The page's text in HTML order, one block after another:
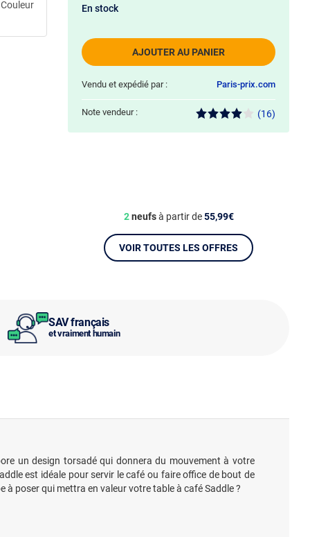
SAV français
et vraiment humain
AJOUTER AU PANIER
En stock
Vendu et expédié par : Paris-prix.com
Note vendeur : (16)
2neufsà partir de55,99€
VOIR TOUTES LES OFFRES
un design torsadé qui donnera du mouvement à votre
est idéale pour servir le café ou faire office de bout de
à poser qui mettra en valeur votre table à café Saddle ?